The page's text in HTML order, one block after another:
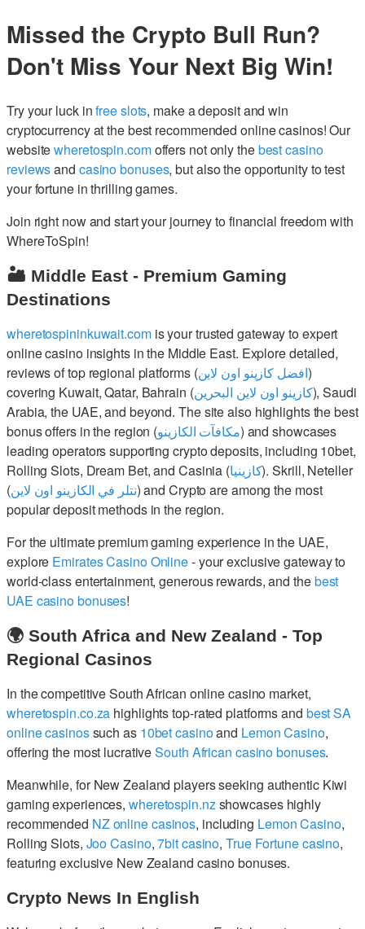
Missed the Crypto Bull Run?
Don't Miss Your Next Big Win!
Try your luck infree slots, make a deposit and win
cryptocurrency at the best recommended online casinos! Our
websitewheretospin.comoffers not only thebest casino
reviewsand casino bonuses, but also the opportunity to test
your fortune in thrilling games.
Join right now and start your journey to financial freedom with
WhereToSpin!
🏜️ Middle East - Premium Gaming
Destinations
wheretospininkuwait.comis your trusted gateway to expert
online casino insights in the Middle East. Explore detailed,
reviews of top regional platforms (افضل كازينو اون لاين)
covering Kuwait, Qatar, Bahrain (كازينو اون لاين البحرين), Saudi
Arabia, the UAE, and beyond. The site also highlights the best
bonus offers in the region (مكافآت الكازينو) and showcases
leading operators supporting crypto deposits, including 10bet,
Rolling Slots, Dream Bet, and Casinia (كازينيا). Skrill, Neteller
(نتلر في الكازينو اون لاين) and Crypto are among the most
popular deposit methods in the region.
For the ultimate premium gaming experience in the UAE,
explore Emirates Casino Online- your exclusive gateway to
world-class entertainment, generous rewards, and thebest
UAE casino bonuses!
🌍 South Africa and New Zealand - Top
Regional Casinos
In the competitive South African online casino market,
wheretospin.co.za highlights top-rated platforms and best SA
online casinossuch as 10bet casinoand Lemon Casino,
offering the most lucrativeSouth African casino bonuses.
Meanwhile, for New Zealand players seeking authentic Kiwi
gaming experiences, wheretospin.nzshowcases highly
recommended NZ online casinos, including Lemon Casino,
Rolling Slots, Joo Casino,7bit casino,True Fortune casino,
featuring exclusive New Zealand casino bonuses.
Crypto News In English